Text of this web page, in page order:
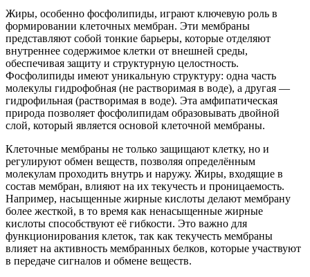
Жиры, особенно фосфолипиды, играют ключевую роль в
формировании клеточных мембран. Эти мембраны
представляют собой тонкие барьеры, которые отделяют
внутреннее содержимое клетки от внешней среды,
обеспечивая защиту и структурную целостность.
Фосфолипиды имеют уникальную структуру: одна часть
молекулы гидрофобная (не растворимая в воде), а другая —
гидрофильная (растворимая в воде). Эта амфипатическая
природа позволяет фосфолипидам образовывать двойной
слой, который является основой клеточной мембраны.
Клеточные мембраны не только защищают клетку, но и
регулируют обмен веществ, позволяя определённым
молекулам проходить внутрь и наружу. Жиры, входящие в
состав мембран, влияют на их текучесть и проницаемость.
Например, насыщенные жирные кислоты делают мембрану
более жесткой, в то время как ненасыщенные жирные
кислоты способствуют её гибкости. Это важно для
функционирования клеток, так как текучесть мембраны
влияет на активность мембранных белков, которые участвуют
в передаче сигналов и обмене веществ.